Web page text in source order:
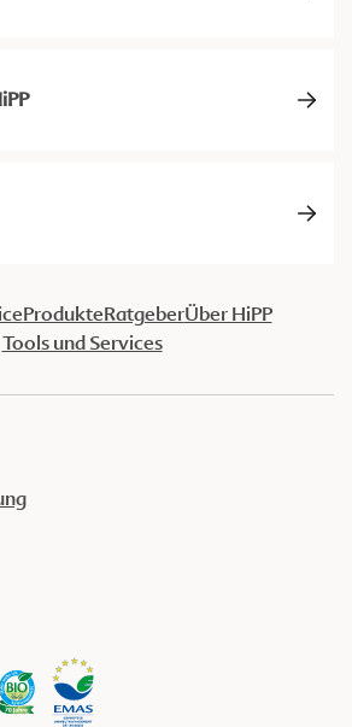
ProdukteRatgeberÜber HiPP
Tools und Services